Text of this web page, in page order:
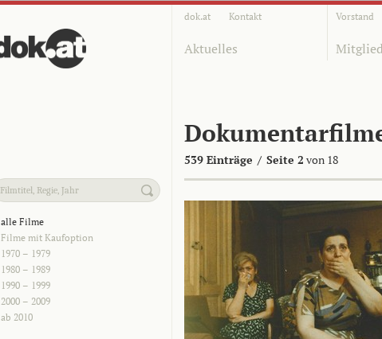
dok.at Kontakt Vorstand
Aktuelles
539 Einträge / Seite 2 von 18
alle Filme
Filme mit Kaufoption
1970 – 1979
1980 – 1989
1990 – 1999
2000 – 2009
ab 2010